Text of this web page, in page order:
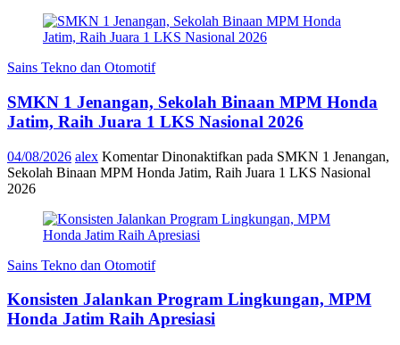
Sains Tekno dan Otomotif
SMKN 1 Jenangan, Sekolah Binaan MPM Honda
Jatim, Raih Juara 1 LKS Nasional 2026
04/08/2026 alex Komentar Dinonaktifkan pada SMKN 1 Jenangan,
Sekolah Binaan MPM Honda Jatim, Raih Juara 1 LKS Nasional
2026
Sains Tekno dan Otomotif
Konsisten Jalankan Program Lingkungan, MPM
Honda Jatim Raih Apresiasi